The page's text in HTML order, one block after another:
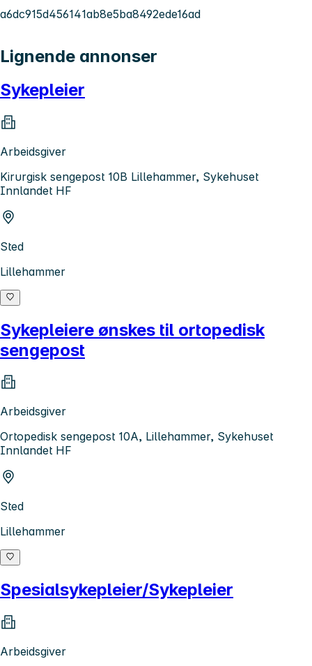
a6dc915d456141ab8e5ba8492ede16ad
Lignende annonser
Sykepleier
Arbeidsgiver
Kirurgisk sengepost 10B Lillehammer, Sykehuset
Innlandet HF
Sted
Lillehammer
Sykepleiere ønskes til ortopedisk
sengepost
Arbeidsgiver
Ortopedisk sengepost 10A, Lillehammer, Sykehuset
Innlandet HF
Sted
Lillehammer
Spesialsykepleier/Sykepleier
Arbeidsgiver